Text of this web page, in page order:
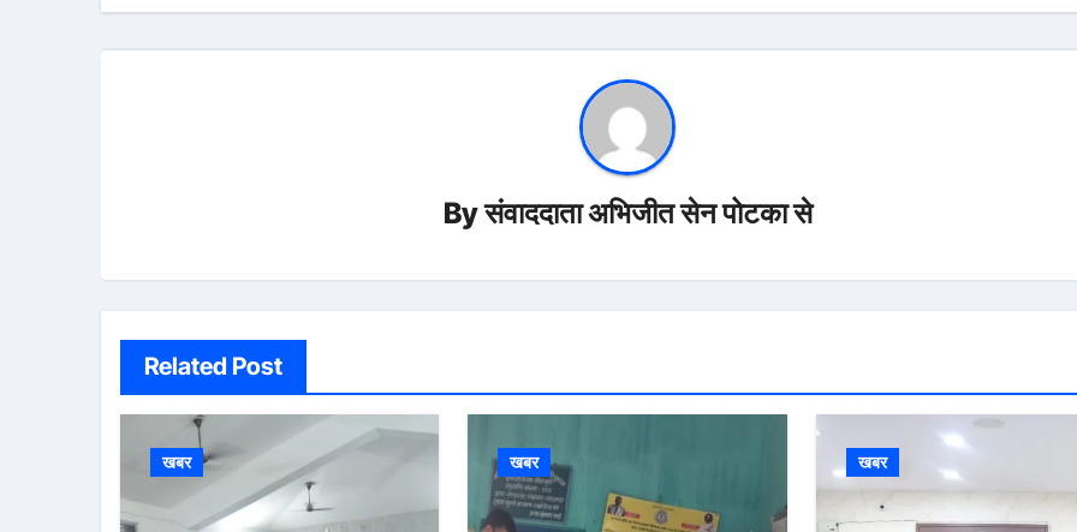
Byसंवाददाता अभिजीत सेन पोटका से
Related Post
खबर खबर खबर